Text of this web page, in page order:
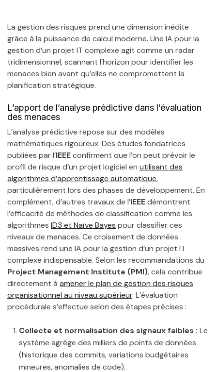
La gestion des risques prend une dimension inédite
grâce à la puissance de calcul moderne. Une IA pour la
gestion d’un projet IT complexe agit comme un radar
tridimensionnel, scannant l’horizon pour identifier les
menaces bien avant qu’elles ne compromettent la
planification stratégique.
L’apport de l’analyse prédictive dans l’évaluation
des menaces
L’analyse prédictive repose sur des modèles
mathématiques rigoureux. Des études fondatrices
publiées par l’IEEEconfirment que l’on peut prévoir le
profil de risque d’un projet logiciel en utilisant des
algorithmes d’apprentissage automatique,
particulièrement lors des phases de développement. En
complément, d’autres travaux de l’IEEEdémontrent
l’efficacité de méthodes de classification comme les
algorithmes ID3 et Naïve Bayes pour classifier ces
niveaux de menaces. Ce croisement de données
massives rend une IA pour la gestion d’un projet IT
complexe indispensable. Selon les recommandations du
Project Management Institute (PMI), cela contribue
directement à amener le plan de gestion des risques
organisationnel au niveau supérieur. L’évaluation
procédurale s’effectue selon des étapes précises :
Collecte et normalisation des signaux faibles : Le
système agrège des milliers de points de données
(historique des commits, variations budgétaires
mineures, anomalies de code).